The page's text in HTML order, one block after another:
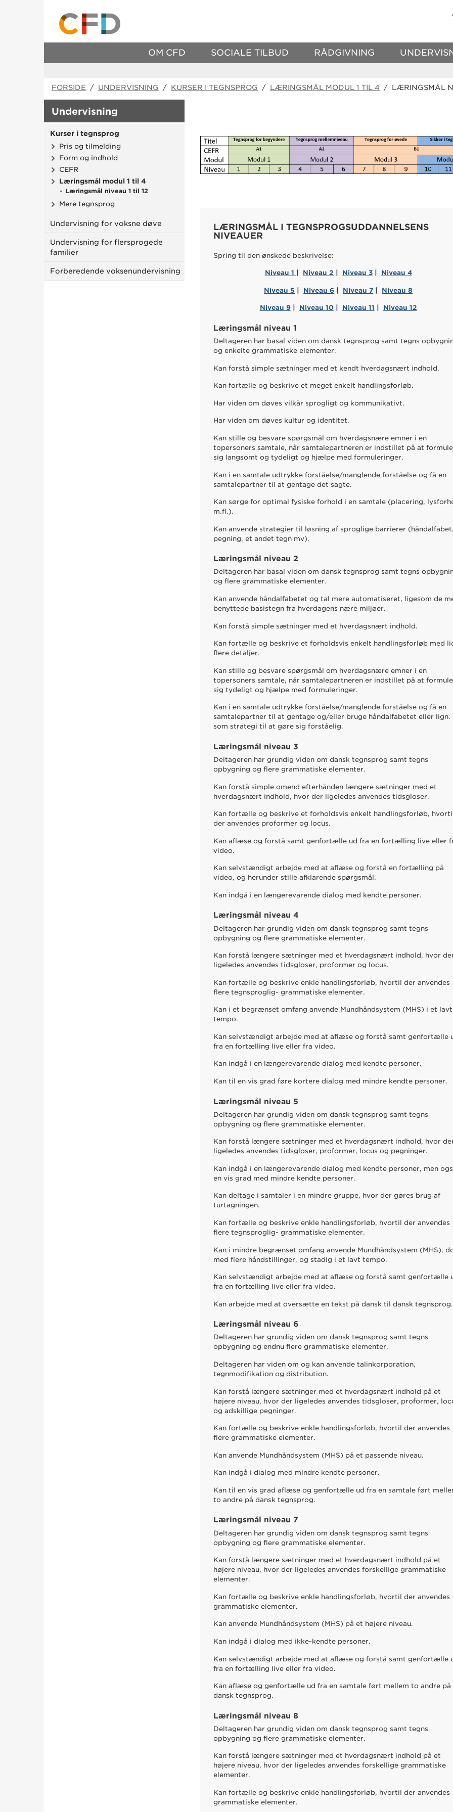
OM CFD SOCIALE TILBUD RÅDGIVNING
FORSIDE / UNDERVISNING / KURSER I TEGNSPROG / LÆRINGSMÅL MODUL 1 TIL 4 / LÆRINGSMÅL
Undervisning
Kurser i tegnsprog
Pris og tilmelding
Form og indhold
CEFR
Læringsmål modul 1 til 4
Læringsmål niveau 1 til 12
Mere tegnsprog
Undervisning for voksne døve
Undervisning for flersprogede
familier
Forberedende voksenundervisning
LÆRINGSMÅL I TEGNSPROGSUDDANNELSENS
NIVEAUER
Spring til den ønskede beskrivelse:
Niveau 1 Niveau 2 Niveau 3| Niveau 4
Niveau 5 Niveau 6 Niveau 7 Niveau 8
Niveau 9| Niveau 10| Niveau 11 Niveau 12
Læringsmål niveau 1
Deltageren har basal viden om dansk tegnsprog samt tegns
og enkelte grammatiske elementer.
Kan forstå simple sætninger med et kendt hverdagsnært indhold.
Kan fortælle og beskrive et meget enkelt handlingsforløb.
Har viden om døves vilkår sprogligt og kommunikativt.
Har viden om døves kultur og identitet.
Kan stille og besvare spørgsmål om hverdagsnære emner i en
topersoners samtale, når samtalepartneren er indstillet på at
sig langsomt og tydeligt og hjælpe med formuleringer.
Kan i en samtale udtrykke forståelse/manglende forståelse og få en
samtalepartner til at gentage det sagte.
Kan sørge for optimal fysiske forhold i en samtale (placering,
m.fl.).
Kan anvende strategier til løsning af sproglige barrierer
pegning, et andet tegn mv).
Læringsmål niveau 2
Deltageren har basal viden om dansk tegnsprog samt tegns
og flere grammatiske elementer.
Kan anvende håndalfabetet og tal mere automatiseret, ligesom de
benyttede basistegn fra hverdagens nære miljøer.
Kan forstå simple sætninger med et hverdagsnært indhold.
Kan fortælle og beskrive et forholdsvis enkelt handlingsforløb med
flere detaljer.
Kan stille og besvare spørgsmål om hverdagsnære emner i en
topersoners samtale, når samtalepartneren er indstillet på at
sig tydeligt og hjælpe med formuleringer.
Kan i en samtale udtrykke forståelse/manglende forståelse og få en
samtalepartner til at gentage og/eller bruge håndalfabetet eller lign.
som strategi til at gøre sig forståelig.
Læringsmål niveau 3
Deltageren har grundig viden om dansk tegnsprog samt tegns
opbygning og flere grammatiske elementer.
Kan forstå simple omend efterhånden længere sætninger med et
hverdagsnært indhold, hvor der ligeledes anvendes tidsgloser.
Kan fortælle og beskrive et forholdsvis enkelt handlingsforløb,
der anvendes proformer og locus.
Kan aflæse og forstå samt genfortælle ud fra en fortælling live eller
video.
Kan selvstændigt arbejde med at aflæse og forstå en fortælling på
video, og herunder stille afklarende spørgsmål.
Kan indgå i en længerevarende dialog med kendte personer.
Læringsmål niveau 4
Deltageren har grundig viden om dansk tegnsprog samt tegns
opbygning og flere grammatiske elementer.
Kan forstå længere sætninger med et hverdagsnært indhold, hvor
ligeledes anvendes tidsgloser, proformer og locus.
Kan fortælle og beskrive enkle handlingsforløb, hvortil der anvendes
flere tegnsproglig- grammatiske elementer.
Kan i et begrænset omfang anvende Mundhåndsystem (MHS) i et lavt
tempo.
Kan selvstændigt arbejde med at aflæse og forstå samt genfortælle
fra en fortælling live eller fra video.
Kan indgå i en længerevarende dialog med kendte personer.
Kan til en vis grad føre kortere dialog med mindre kendte personer.
Læringsmål niveau 5
Deltageren har grundig viden om dansk tegnsprog samt tegns
opbygning og flere grammatiske elementer.
Kan forstå længere sætninger med et hverdagsnært indhold, hvor
ligeledes anvendes tidsgloser, proformer, locus og pegninger.
Kan indgå i en længerevarende dialog med kendte personer, men
en vis grad med mindre kendte personer.
Kan deltage i samtaler i en mindre gruppe, hvor der gøres brug af
turtagningen.
Kan fortælle og beskrive enkle handlingsforløb, hvortil der anvendes
flere tegnsproglig- grammatiske elementer.
Kan i mindre begrænset omfang anvende Mundhåndsystem (MHS),
med flere håndstillinger, og stadig i et lavt tempo.
Kan selvstændigt arbejde med at aflæse og forstå samt genfortælle
fra en fortælling live eller fra video.
Kan arbejde med at oversætte en tekst på dansk til dansk
Læringsmål niveau 6
Deltageren har grundig viden om dansk tegnsprog samt tegns
opbygning og endnu flere grammatiske elementer.
Deltageren har viden om og kan anvende talinkorporation,
tegnmodifikation og distribution.
Kan forstå længere sætninger med et hverdagsnært indhold på et
højere niveau, hvor der ligeledes anvendes tidsgloser, proformer,
og adskillige pegninger.
Kan fortælle og beskrive enkle handlingsforløb, hvortil der anvendes
flere grammatiske elementer.
Kan anvende Mundhåndsystem (MHS) på et passende niveau.
Kan indgå i dialog med mindre kendte personer.
Kan til en vis grad aflæse og genfortælle ud fra en samtale ført
to andre på dansk tegnsprog.
Læringsmål niveau 7
Deltageren har grundig viden om dansk tegnsprog samt tegns
opbygning og flere grammatiske elementer.
Kan forstå længere sætninger med et hverdagsnært indhold på et
højere niveau, hvor der ligeledes anvendes forskellige grammatiske
elementer.
Kan fortælle og beskrive enkle handlingsforløb, hvortil der anvendes
grammatiske elementer.
Kan anvende Mundhåndsystem (MHS) på et højere niveau.
Kan indgå i dialog med ikke-kendte personer.
Kan selvstændigt arbejde med at aflæse og forstå samt genfortælle
fra en fortælling live eller fra video.
Kan aflæse og genfortælle ud fra en samtale ført mellem to andre på
dansk tegnsprog.
Læringsmål niveau 8
Deltageren har grundig viden om dansk tegnsprog samt tegns
opbygning og flere grammatiske elementer.
Kan forstå længere sætninger med et hverdagsnært indhold på et
højere niveau, hvor der ligeledes anvendes forskellige grammatiske
elementer.
Kan fortælle og beskrive enkle handlingsforløb, hvortil der anvendes
grammatiske elementer.